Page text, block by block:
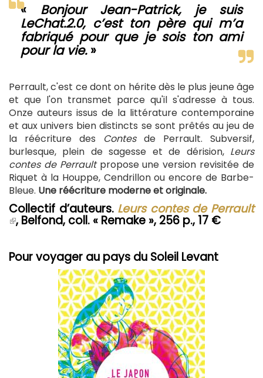
« Bonjour Jean-Patrick, je suis
LeChat.2.0, c’est ton père qui m’a
fabriqué pour que je sois ton ami
pour la vie.»
Perrault, c'est ce dont on hérite dès le plus jeune âge
et que l'on transmet parce qu'il s'adresse à tous.
Onze auteurs issus de la littérature contemporaine
et aux univers bien distincts se sont prêtés au jeu de
la réécriture des Contesde Perrault. Subversif,
burlesque, plein de sagesse et de dérision, Leurs
contes de Perraultpropose une version revisitée de
Riquet à la Houppe, Cendrillon ou encore de Barbe-
Bleue. Une réécriture moderne et originale.
Collectif d’auteurs. Leurs contes de Perrault
(le
externe)
, Belfond, coll. « Remake », 256 p., 17 €
Pour voyager au pays du Soleil Levant